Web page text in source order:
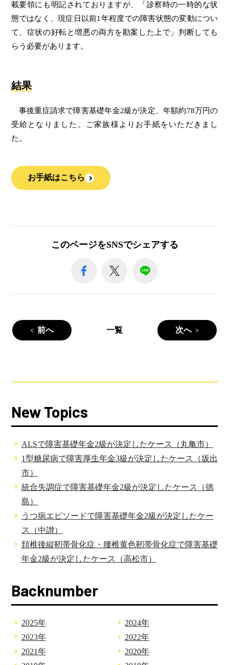
載要領にも明記されておりますが、「診察時の一時的な状
態ではなく、現症日以前1年程度での障害状態の変動につい
て、症状の好転と増悪の両方を勘案した上で」判断しても
らう必要があります。
結果
事後重症請求で障害基礎年金2級が決定、年額約78万円の
受給となりました。ご家族様よりお手紙をいただきまし
た。
お手紙はこちら
このページをSNSでシェアする
前へ 一覧 次へ
New Topics
ALSで障害基礎年金2級が決定したケース（丸亀市）
1型糖尿病で障害厚生年金3級が決定したケース（坂出
市）
統合失調症で障害基礎年金2級が決定したケース（徳
島）
うつ病エピソードで障害基礎年金2級が決定したケー
ス（中讃）
頚椎後縦靭帯骨化症・腰椎黄色靭帯骨化症で障害基礎
年金2級が決定したケース（高松市）
Backnumber
2025年
2024年
2023年
2022年
2021年
2020年